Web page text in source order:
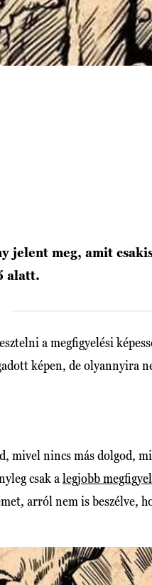
jelent meg, amit
alatt.
a megfigyelési
képen, de olyannyira
mivel nincs más dolgod,
csak a legjobb
arról nem is beszélve,